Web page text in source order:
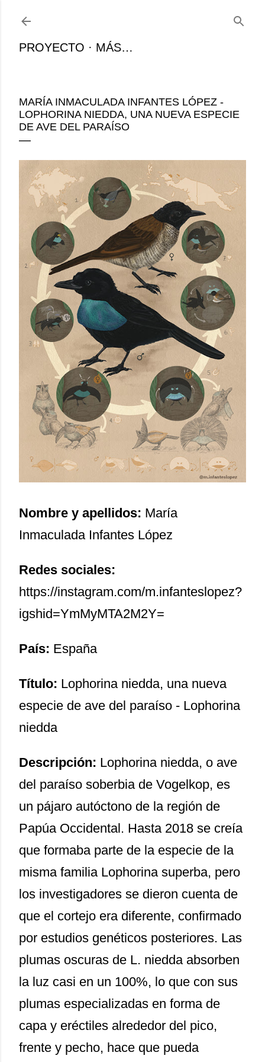
Ir al contenido principal
PROYECTO MÁS…
MARÍA INMACULADA INFANTES LÓPEZ -
LOPHORINA NIEDDA, UNA NUEVA ESPECIE
DE AVE DEL PARAÍSO
Nombre y apellidos: María
Inmaculada Infantes López
Redes sociales:
https://instagram.com/m.infanteslopez?
igshid=YmMyMTA2M2Y=
País: España
Título: Lophorina niedda, una nueva
especie de ave del paraíso - Lophorina
niedda
Descripción: Lophorina niedda, o ave
del paraíso soberbia de Vogelkop, es
un pájaro autóctono de la región de
Papúa Occidental. Hasta 2018 se creía
que formaba parte de la especie de la
misma familia Lophorina superba, pero
los investigadores se dieron cuenta de
que el cortejo era diferente, confirmado
por estudios genéticos posteriores. Las
plumas oscuras de L. niedda absorben
la luz casi en un 100%, lo que con sus
plumas especializadas en forma de
capa y eréctiles alrededor del pico,
frente y pecho, hace que pueda